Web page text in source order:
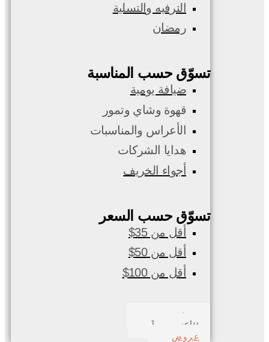
الترفيه والتسلية
رمضان
تسوّق حسب المناسبة
ضيافة يومية
قهوة وشاي وتمور
الأعراس والمناسبات
هدايا الشركات
أجواء الخريف
تسوّق حسب السعر
أقل من 35$
أقل من 50$
أقل من 100$
صدف بحري
الأكثر مبيعاً
عروض